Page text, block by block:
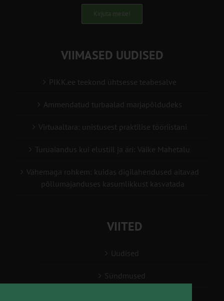
Kirjuta meile!
VIIMASED UUDISED
PIKK.ee teekond ühtsesse teabesalve
Ammendatud turbaalad marjapõldudeks
Virtuaaltara: unistusest praktilise tööriistani
Turuaiandus kui elustiil ja äri: Väike Mahetalu
Vähemaga rohkem: kuidas digilahendused aitavad
põllumajanduses kasumlikkust kasvatada
VIITED
Uudised
Sündmused